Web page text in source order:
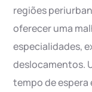
regiões
oferecer uma
especialidades,
deslocamentos.
tempo de